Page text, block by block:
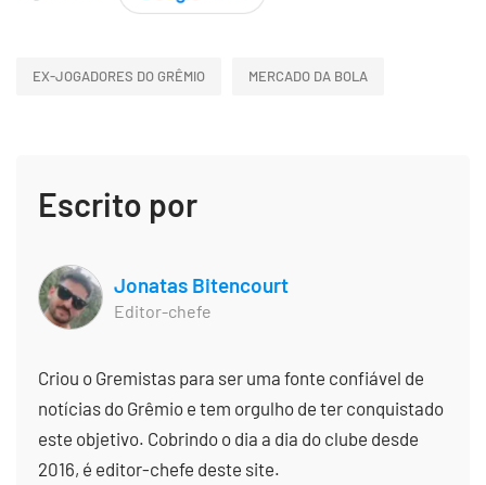
EX-JOGADORES DO GRÊMIO MERCADO DA BOLA
Escrito por
Jonatas Bitencourt
Editor-chefe
Criou o Gremistas para ser uma fonte confiável de
notícias do Grêmio e tem orgulho de ter conquistado
este objetivo. Cobrindo o dia a dia do clube desde
2016, é editor-chefe deste site.